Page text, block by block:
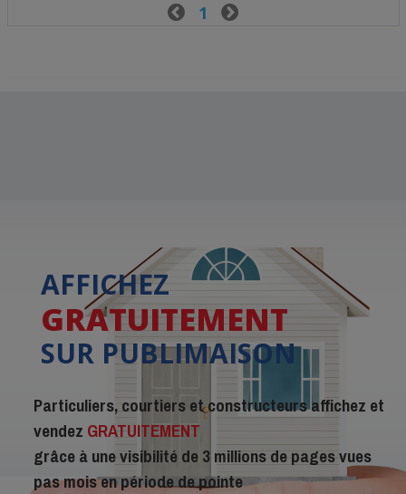
 1 
AFFICHEZ
GRATUITEMENT
SUR PUBLIMAISON
Particuliers, courtiers et constructeurs affichez et
vendez GRATUITEMENT
grâce à une visibilité de 3 millions de pages vues
pas mois en période de pointe